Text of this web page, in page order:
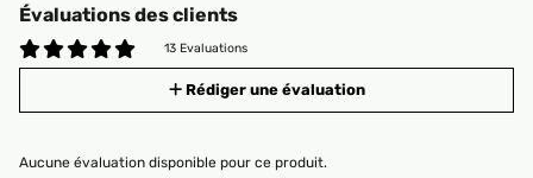
Évaluations des clients
13 Evaluations
Rédiger une évaluation
Aucune évaluation disponible pour ce produit.